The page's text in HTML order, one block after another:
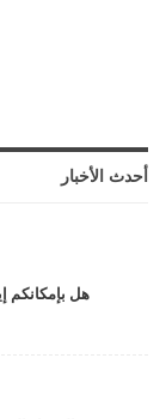
أحدث الأخبار
هل بإمكانكم